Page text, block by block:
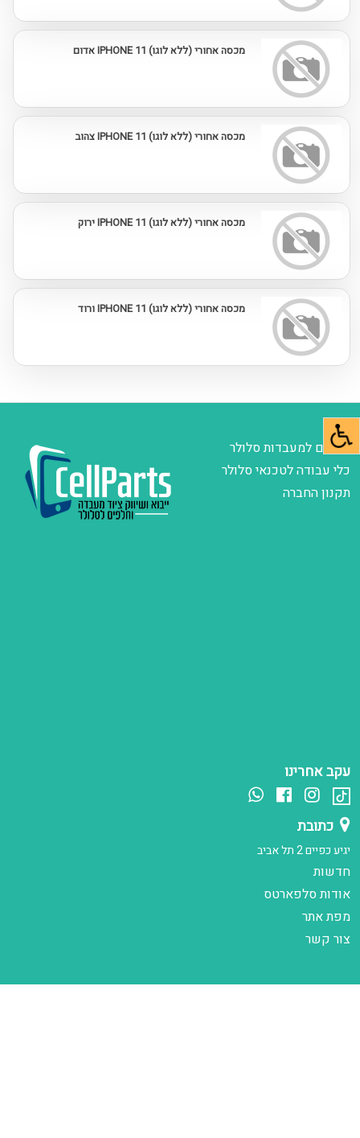
מכסה אחורי (ללא לוגו) IPHONE 11 אדום
מכסה אחורי (ללא לוגו) IPHONE 11 צהוב
מכסה אחורי (ללא לוגו) IPHONE 11 ירוק
מכסה אחורי (ללא לוגו) IPHONE 11 ורוד
עקב אחרינו
כתובת
יגיע כפיים 2 תל אביב
חדשות
אודות סלפארטס
מפת אתר
צור קשר
חלקים למעבדות סלולר
כלי עבודה לטכנאי סלולר
תקנון החברה